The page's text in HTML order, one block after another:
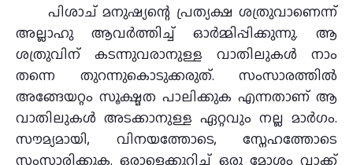
പിശാച് മനുഷ്യന്റെ പ്രത്യക്ഷ ശത്രുവാണെന്ന്
അല്ലാഹു ആവർത്തിച്ച് ഓർമ്മിപ്പിക്കുന്നു. ആ
ശത്രുവിന് കടന്നുവരാനുള്ള വാതിലുകൾ നാം
തന്നെ തുറന്നുകൊടുക്കരുത്. സംസാരത്തിൽ
അങ്ങേയറ്റം സൂക്ഷ്മത പാലിക്കുക എന്നതാണ് ആ
വാതിലുകൾ അടക്കാനുള്ള ഏറ്റവും നല്ല മാർഗം.
സൗമ്യമായി, വിനയത്തോടെ, സ്നേഹത്തോടെ
സംസാരിക്കുക. ഒരാളെക്കുറിച്ച് ഒരു മോശം വാക്ക്